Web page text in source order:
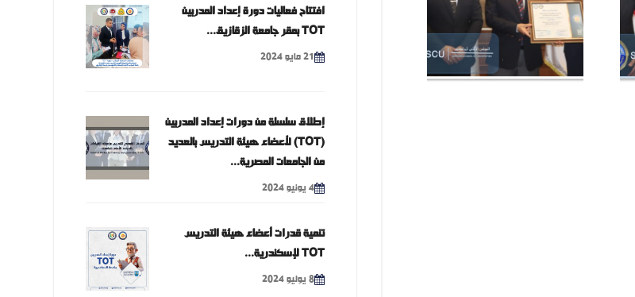
افتتاح فعاليات دورة إعداد المدربين
TOT بمقر جامعة الزقازيق...
21 مايو 2024
إطلاق سلسلة من دورات إعداد المدربين
(TOT) لأعضاء هيئة التدريس بالعديد
من الجامعات المصرية...
4 يونيو 2024
تنمية قدرات أعضاء هيئة التدريس
TOT لإسكندرية...
8 يوليو 2024